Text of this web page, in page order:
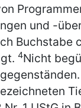
und -
Buchstabe
4Nicht